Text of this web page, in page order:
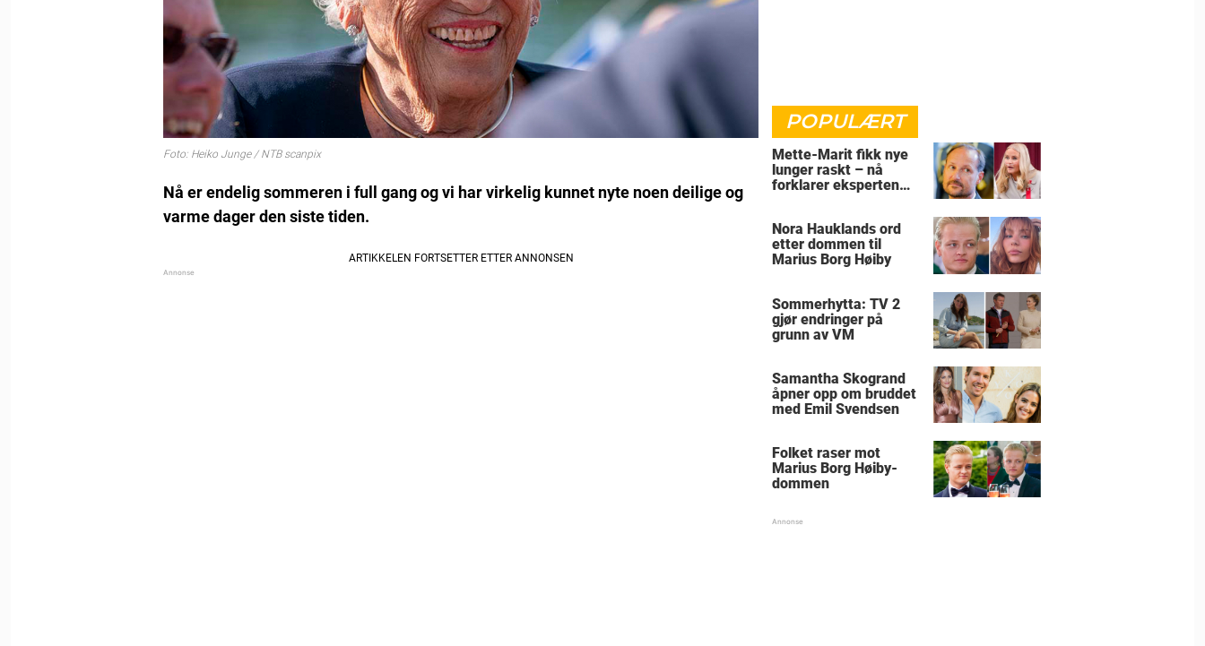
Foto: Heiko Junge / NTB scanpix
Nå er endelig sommeren i full gang og vi har virkelig kunnet nyte noen deilige og
varme dager den siste tiden.
POPULÆRT
Mette-Marit fikk nye
lunger raskt – nå
forklarer eksperten
Nora Hauklands ord
etter dommen til
Marius Borg Høiby
Sommerhytta: TV 2
gjør endringer på
grunn av VM
Samantha Skogrand
åpner opp om bruddet
med Emil Svendsen
Folket raser mot
Marius Borg Høiby-
dommen